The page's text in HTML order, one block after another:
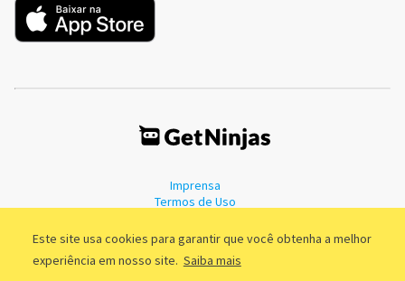
Este site usa cookies para garantir que você obtenha a melhor
experiência em nosso site. Saiba mais
Imprensa
Termos de Uso